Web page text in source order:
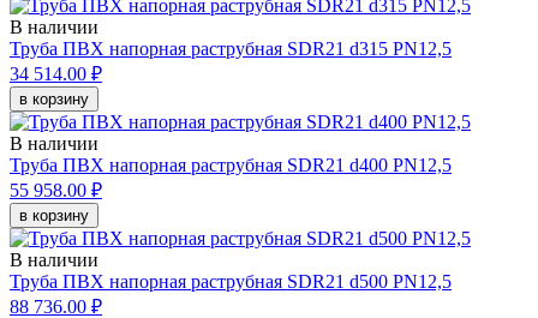
В наличии
Труба ПВХ напорная раструбная SDR21 d315 PN12,5
34 514.00 ₽
в корзину
В наличии
Труба ПВХ напорная раструбная SDR21 d400 PN12,5
55 958.00 ₽
в корзину
В наличии
Труба ПВХ напорная раструбная SDR21 d500 PN12,5
88 736.00 ₽